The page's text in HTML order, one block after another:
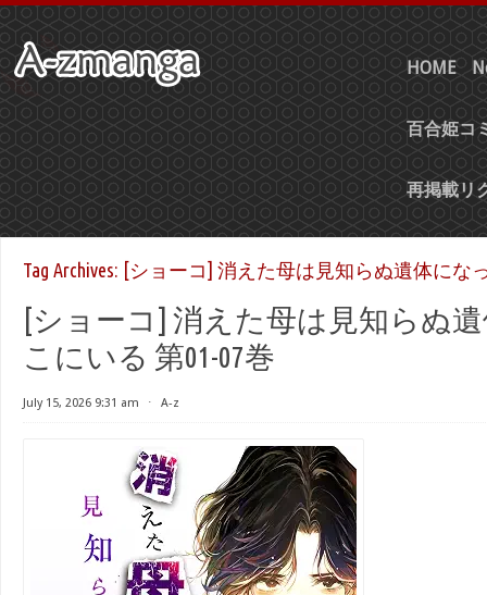
HOME
百合姫コ
再掲載リ
Tag Archives: [ショーコ] 消えた母は見知らぬ遺体にな
[ショーコ] 消えた母は見知らぬ
こにいる 第01-07巻
July 15, 2026 9:31 am ⋅ A-z